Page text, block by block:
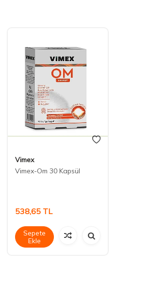
Vimex
Vimex-Om 30 Kapsül
538,65 TL
Sepete
Ekle